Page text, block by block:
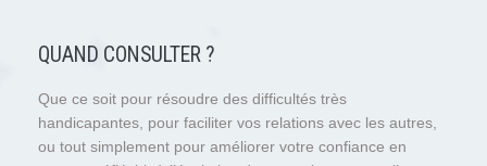
QUAND CONSULTER ?
Que ce soit pour résoudre des difficultés très
handicapantes, pour faciliter vos relations avec les autres,
ou tout simplement pour améliorer votre confiance en